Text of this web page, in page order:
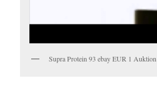
Supra Protein 93 ebay EUR 1 Auktion